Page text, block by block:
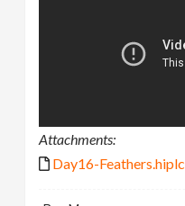
Attachments:
Day16-Feathers.hiplc